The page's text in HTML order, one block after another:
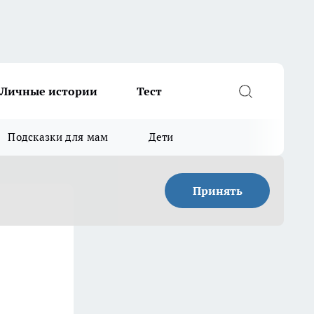
Личные истории Тест
Подсказки для мам Дети
Принять